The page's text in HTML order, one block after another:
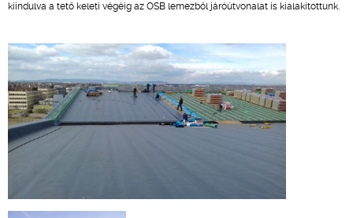
kiindulva a tető keleti végéig az OSB lemezből járóútvonalat is kialakítottunk.